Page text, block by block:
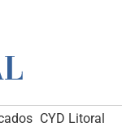
CYD Litoral